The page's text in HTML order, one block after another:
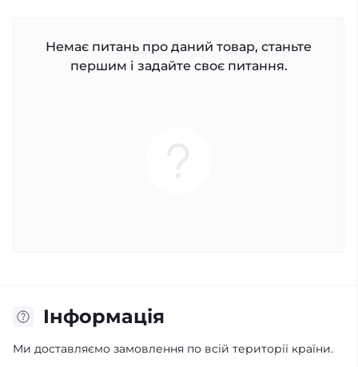
Немає питань про даний товар, станьте
першим і задайте своє питання.
Iнформація
Ми доставляємо замовлення по всій території країни.